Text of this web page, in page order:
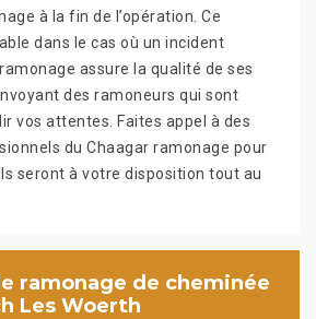
à la fin de l’opération. Ce
dans le cas où un incident
assure la qualité de ses
des ramoneurs qui sont
vos attentes. Faites appel à des
du Chaagar ramonage pour
seront à votre disposition tout au
ramonage de cheminée
Les Woerth